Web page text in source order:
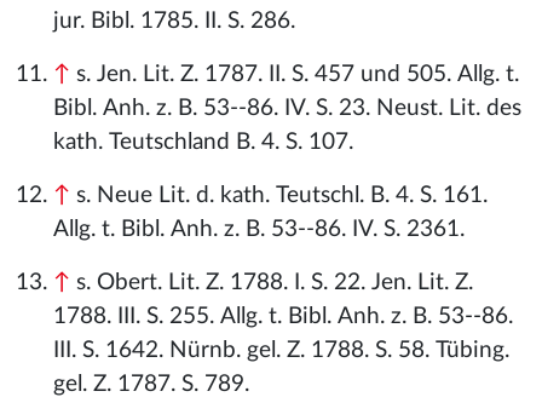
jur. Bibl. 1785. II. S. 286.
↑ s. Jen. Lit. Z. 1787. II. S. 457 und 505. Allg. t.
Bibl. Anh. z. B. 53--86. IV. S. 23. Neust. Lit. des
kath. Teutschland B. 4. S. 107.
↑ s. Neue Lit. d. kath. Teutschl. B. 4. S. 161.
Allg. t. Bibl. Anh. z. B. 53--86. IV. S. 2361.
↑ s. Obert. Lit. Z. 1788. I. S. 22. Jen. Lit. Z.
1788. III. S. 255. Allg. t. Bibl. Anh. z. B. 53--86.
III. S. 1642. Nürnb. gel. Z. 1788. S. 58. Tübing.
gel. Z. 1787. S. 789.